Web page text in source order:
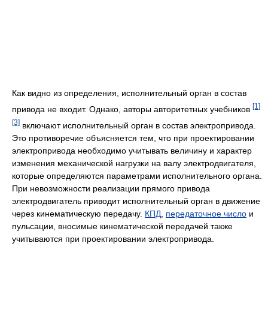
Как видно из определения, исполнительный орган в состав
привода не входит. Однако, авторы авторитетных учебников [1]
[3] включают исполнительный орган в состав электропривода.
Это противоречие объясняется тем, что при проектировании
электропривода необходимо учитывать величину и характер
изменения механической нагрузки на валу электродвигателя,
которые определяются параметрами исполнительного органа.
При невозможности реализации прямого привода
электродвигатель приводит исполнительный орган в движение
через кинематическую передачу. КПД передаточное число и
пульсации, вносимые кинематической передачей также
учитываются при проектировании электропривода.